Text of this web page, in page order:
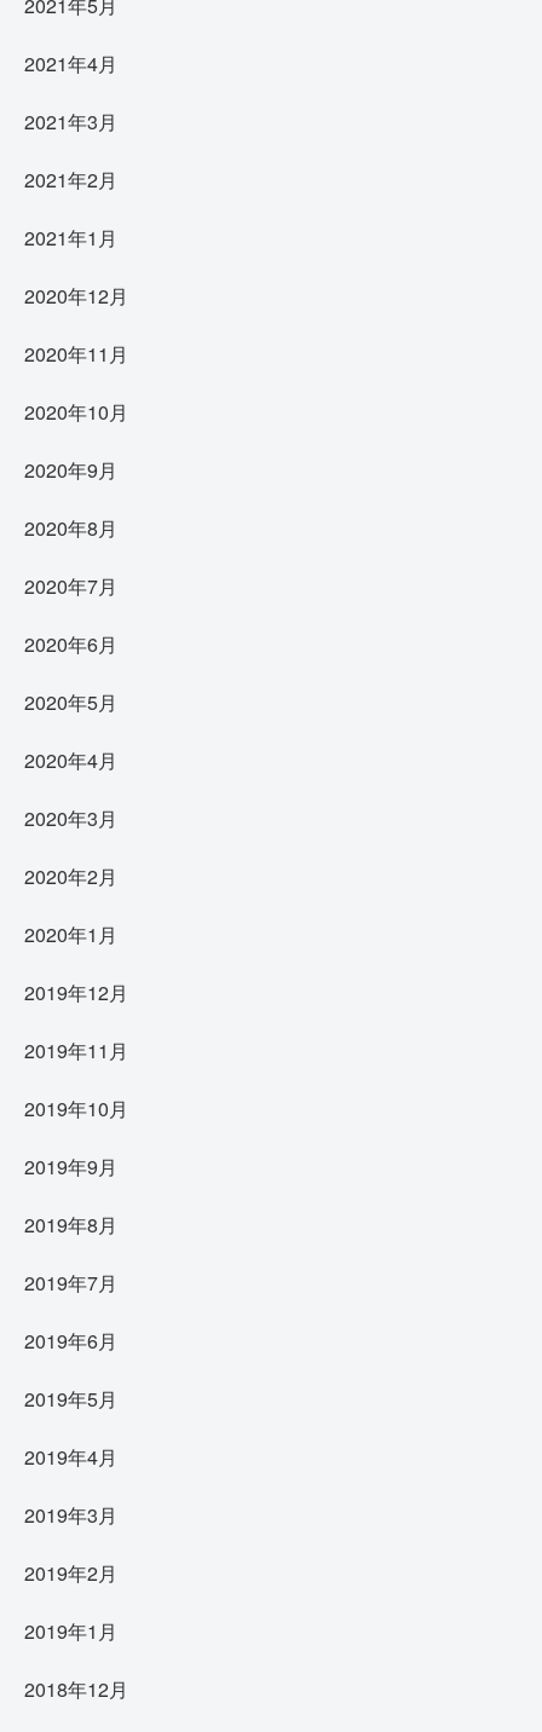
2021年5月
2021年4月
2021年3月
2021年2月
2021年1月
2020年12月
2020年11月
2020年10月
2020年9月
2020年8月
2020年7月
2020年6月
2020年5月
2020年4月
2020年3月
2020年2月
2020年1月
2019年12月
2019年11月
2019年10月
2019年9月
2019年8月
2019年7月
2019年6月
2019年5月
2019年4月
2019年3月
2019年2月
2019年1月
2018年12月